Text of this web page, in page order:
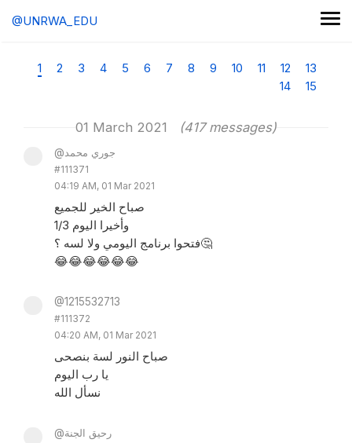
@UNRWA_EDU
1 2 3 4 5 6 7 8 9 10 11 12
13
14
15
01 March 2021 (417 messages)
@جوري محمد
#111371
04:19 AM, 01 Mar 2021
صباح الخير للجميع
وأخيرا اليوم 1/3
فتحوا برنامج اليومي ولا لسه ؟🤔
😂😂😂😂😂😂
@1215532713
#111372
04:20 AM, 01 Mar 2021
صباح النور لسة بنصحى
يا رب اليوم
نسأل الله
@رحيق الجنة